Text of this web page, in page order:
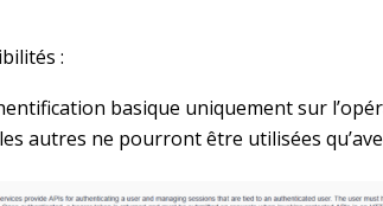
:
basique uniquement sur
autres ne pourront être utilisées